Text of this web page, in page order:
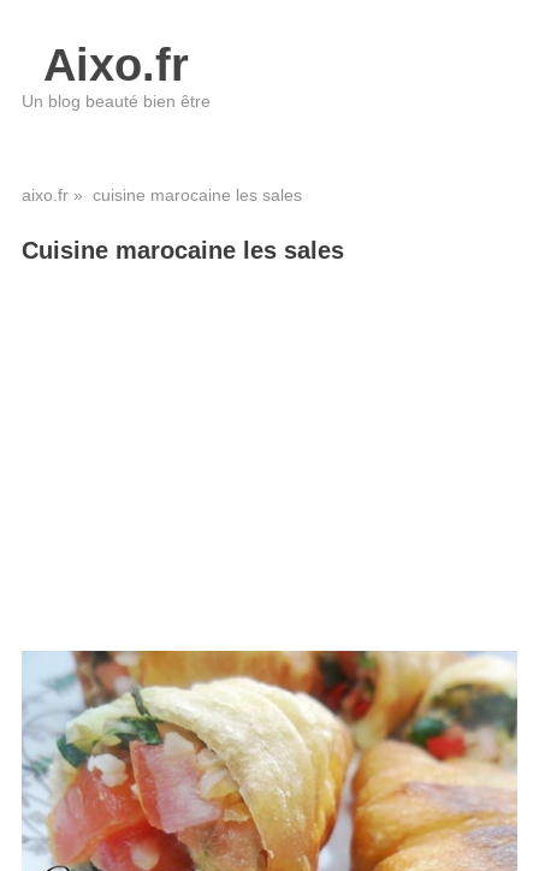
Aixo.fr
Un blog beauté bien être
aixo.fr» cuisine marocaine les sales
Cuisine marocaine les sales